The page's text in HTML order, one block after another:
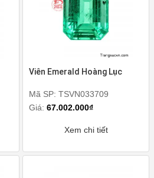
Viên Emerald Hoàng Lục
Mã SP: TSVN033709
Giá:67.002.000₫
Xem chi tiết